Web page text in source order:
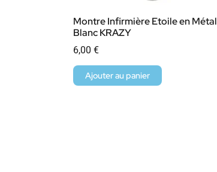
Montre Infirmière Etoile en Métal
Blanc KRAZY
6,00 €
Ajouter au panier